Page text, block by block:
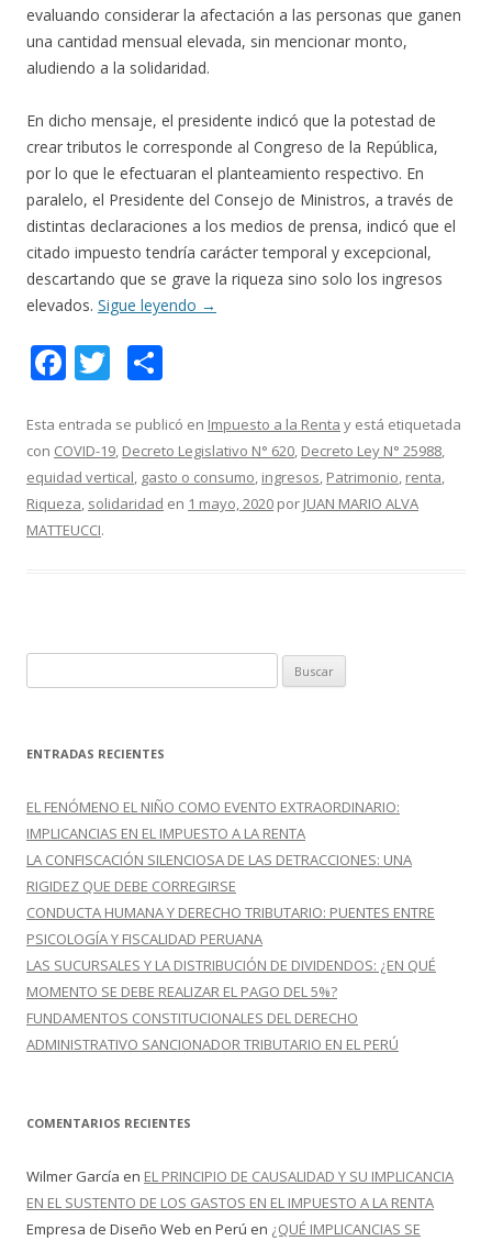
evaluando considerar la afectación a las personas que ganen
una cantidad mensual elevada, sin mencionar monto,
aludiendo a la solidaridad.
En dicho mensaje, el presidente indicó que la potestad de
crear tributos le corresponde al Congreso de la República,
por lo que le efectuaran el planteamiento respectivo. En
paralelo, el Presidente del Consejo de Ministros, a través de
distintas declaraciones a los medios de prensa, indicó que el
citado impuesto tendría carácter temporal y excepcional,
descartando que se grave la riqueza sino solo los ingresos
elevados. Sigue leyendo →
F
e
b
o
o
T
itt
er
m
p
ar
Esta entrada se publicó en Impuesto a la Renta y está etiquetada
con COVID-19, Decreto Legislativo N° 620, Decreto Ley N° 25988,
equidad vertical, gasto o consumo, ingresos, Patrimonio, renta,
Riqueza, solidaridad en 1 mayo, 2020 por JUAN MARIO ALVA
MATTEUCCI.
u
c
r
:
ENTRADAS RECIENTES
EL FENÓMENO EL NIÑO COMO EVENTO EXTRAORDINARIO:
IMPLICANCIAS EN EL IMPUESTO A LA RENTA
LA CONFISCACIÓN SILENCIOSA DE LAS DETRACCIONES: UNA
RIGIDEZ QUE DEBE CORREGIRSE
CONDUCTA HUMANA Y DERECHO TRIBUTARIO: PUENTES ENTRE
PSICOLOGÍA Y FISCALIDAD PERUANA
LAS SUCURSALES Y LA DISTRIBUCIÓN DE DIVIDENDOS: ¿EN QUÉ
MOMENTO SE DEBE REALIZAR EL PAGO DEL 5%?
FUNDAMENTOS CONSTITUCIONALES DEL DERECHO
ADMINISTRATIVO SANCIONADOR TRIBUTARIO EN EL PERÚ
COMENTARIOS RECIENTES
Wilmer García en EL PRINCIPIO DE CAUSALIDAD Y SU IMPLICANCIA
EN EL SUSTENTO DE LOS GASTOS EN EL IMPUESTO A LA RENTA
Empresa de Diseño Web en Perú en ¿QUÉ IMPLICANCIAS SE